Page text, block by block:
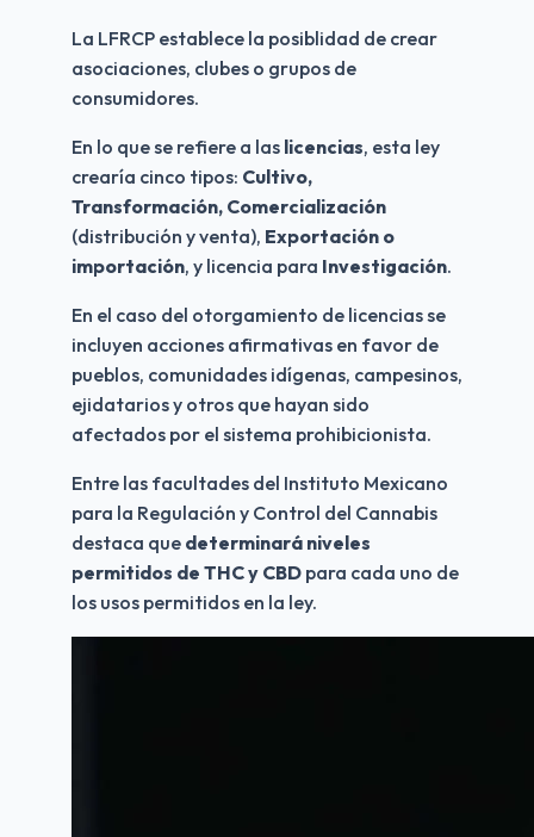
La LFRCP establece la posiblidad de crear
asociaciones, clubes o grupos de
consumidores.
En lo que se refiere a las licencias, esta ley
crearía cinco tipos: Cultivo,
(distribución y venta), Exportación o
importación, y licencia para Investigación.
En el caso del otorgamiento de licencias se
incluyen acciones afirmativas en favor de
pueblos, comunidades idígenas, campesinos,
ejidatarios y otros que hayan sido
afectados por el sistema prohibicionista.
Entre las facultades del Instituto Mexicano
para la Regulación y Control del Cannabis
destaca que determinará niveles
permitidos de THC y CBD para cada uno de
los usos permitidos en la ley.